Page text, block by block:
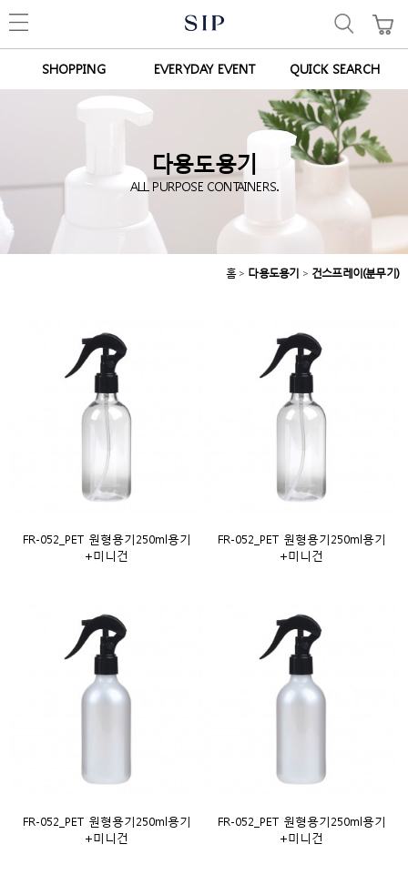
SHOPPING EVERYDAY EVENT QUICK SEARCH
다용도용기
ALL PURPOSE CONTAINERS.
홈 > 다용도용기 > 건스프레이(분무기)
FR-052_PET 원형용기250ml용기
+미니건
FR-052_PET 원형용기250ml용기
+미니건
FR-052_PET 원형용기250ml용기
+미니건
FR-052_PET 원형용기250ml용기
+미니건